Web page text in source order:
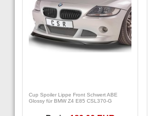
Cup Spoiler Lippe Front Schwert ABE
Glossy für BMW Z4 E85 CSL370-G